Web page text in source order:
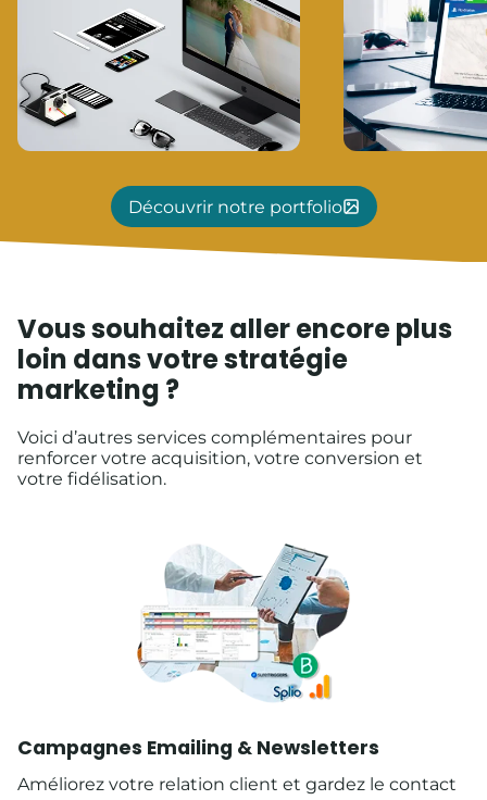
Découvrir notre portfolio
Vous souhaitez aller encore plus
loin dans votre stratégie
marketing ?
Voici d’autres services complémentaires pour
renforcer votre acquisition, votre conversion et
votre fidélisation.
Campagnes Emailing & Newsletters
Améliorez votre relation client et gardez le contact